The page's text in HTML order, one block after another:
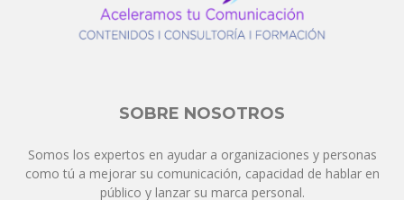
SOBRE NOSOTROS
Somos los expertos en ayudar a organizaciones y personas
como tú a mejorar su comunicación, capacidad de hablar en
público y lanzar su marca personal.